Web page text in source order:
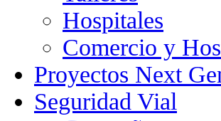
Hospitales
Comercio y
Proyectos Next
Seguridad Vial